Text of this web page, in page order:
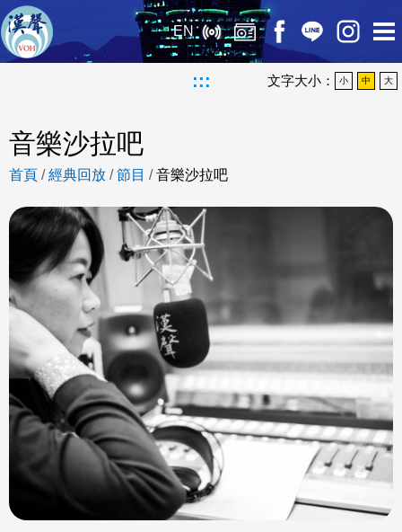
EN
::: 文字大小： 小 中 大
音樂沙拉吧
首頁 /經典回放 /節目 /音樂沙拉吧